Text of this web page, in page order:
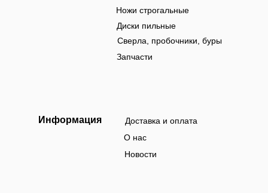
Информация
Ножи строгальные
Диски пильные
Сверла, пробочники, буры
Запчасти
Доставка и оплата
О нас
Новости